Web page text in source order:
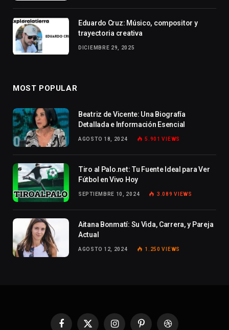
Eduardo Cruz: Músico, compositor y
trayectoria creativa
DICIEMBRE 29, 2025
MOST POPULAR
Beatriz de Vicente: Una Biografía
Detallada e Información Esencial
AGOSTO 18, 2024 5.901VIEWS
Tiro al Palo.net: Tu Fuente Ideal para Ver
Fútbol en Vivo Hoy
SEPTIEMBRE 10, 2024 3.089VIEWS
Aitana Bonmatí: Su Vida, Carrera, y Pareja
Actual
AGOSTO 12, 2024 1.250VIEWS
Facebook
X InstagramPinterestDribbble